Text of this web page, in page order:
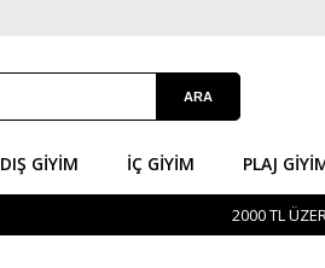
DIŞ GIYIM İÇ GİYIM PLAJ
2000 TL